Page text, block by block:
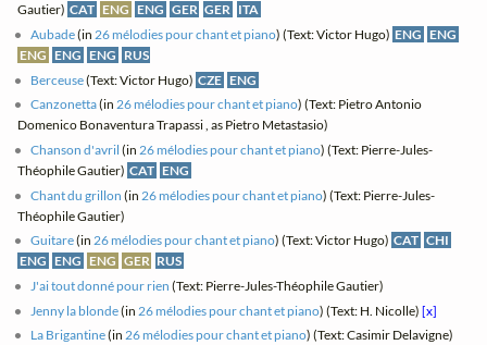
Gautier) CAT ENG ENG GER GER ITA
Aubade(in 26 mélodies pour chant et piano) (Text: Victor Hugo) ENG ENG
ENG ENG ENG RUS
Berceuse(Text: Victor Hugo) CZE ENG
Canzonetta(in26 mélodies pour chant et piano) (Text: Pietro Antonio
Domenico Bonaventura Trapassi , as Pietro Metastasio)
Chanson d'avril (in 26 mélodies pour chant et piano) (Text: Pierre-Jules-
Théophile Gautier) CAT ENG
Chant du grillon (in 26 mélodies pour chant et piano) (Text: Pierre-Jules-
Théophile Gautier)
Guitare(in26 mélodies pour chant et piano) (Text: Victor Hugo) CAT CHI
ENG ENG ENG GER RUS
J'ai tout donné pour rien (Text: Pierre-Jules-Théophile Gautier)
Jenny la blonde(in 26 mélodies pour chant et piano) (Text: H. Nicolle)[x]
La Brigantine(in26 mélodies pour chant et piano) (Text: Casimir Delavigne)